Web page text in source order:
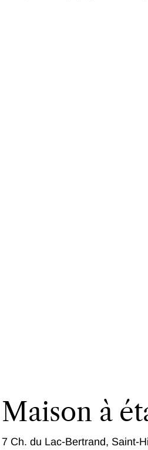
Maison à
7 Ch. du Lac-Bertrand, Saint-